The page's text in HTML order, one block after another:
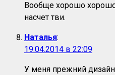
Вообще хорошо
насчет тви.
Наталья:
19.04.2014 в 22:09
У меня прежний